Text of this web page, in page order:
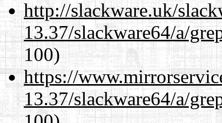
http://slackware.uk/
13.37/slackware64/a/
100)
https://
13.37/slackware64/a/